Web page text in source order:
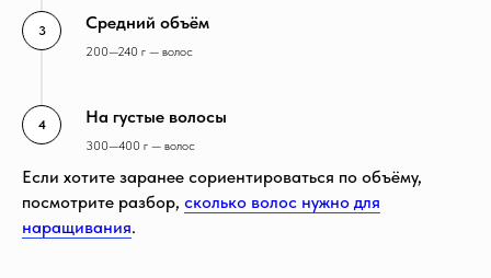
Средний объём
200—240 г — волос
На густые волосы
300—400 г — волос
Если хотите заранее сориентироваться по объёму,
посмотрите разбор, сколько волос нужно для
наращивания.